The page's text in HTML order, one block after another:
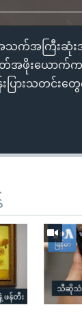
သက်အကြီးဆုံး
တ်အဖိုးယောက်
ပြားသတင်းတွေ